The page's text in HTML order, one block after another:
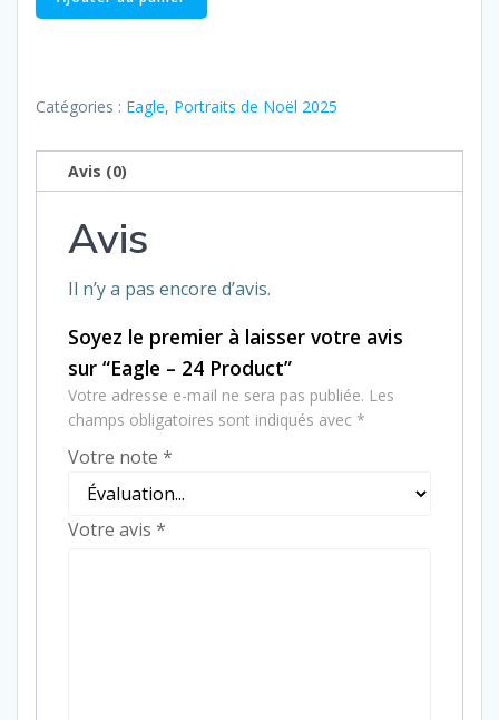
de
24
Catégories : Eagle, Portraits de Noël 2025
Avis (0)
Avis
Il n’y a pas encore d’avis.
Soyez le premier à laisser votre avis
sur “Eagle – 24 Product”
Votre adresse e-mail ne sera pas publiée. Les
champs obligatoires sont indiqués avec *
Votre note *
Votre avis *